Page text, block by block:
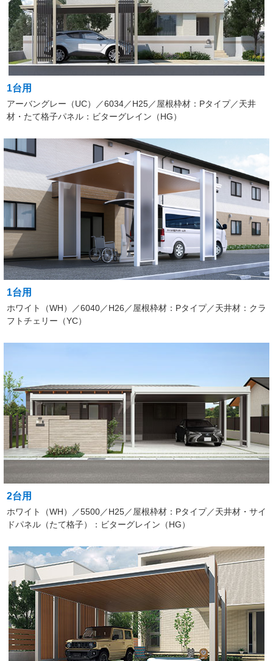
1台用
アーバングレー（UC）／6034／H25／屋根枠材：Pタイプ／天井
材・たて格子パネル：ビターグレイン（HG）
1台用
ホワイト（WH）／6040／H26／屋根枠材：Pタイプ／天井材：クラ
フトチェリー（YC）
2台用
ホワイト（WH）／5500／H25／屋根枠材：Pタイプ／天井材・サイ
ドパネル（たて格子）：ビターグレイン（HG）